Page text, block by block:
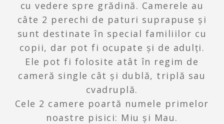
cu vedere spre grădină. Camerele au
câte 2 perechi de paturi suprapuse și
sunt destinate în special familiilor cu
copii, dar pot fi ocupate și de adulți.
Ele pot fi folosite atât în regim de
cameră single cât și dublă, triplă sau
cvadruplă.
Cele 2 camere poartă numele primelor
noastre pisici: Miu și Mau.